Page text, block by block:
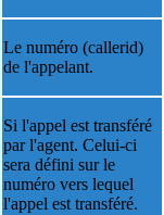
Le numéro (callerid)
de l'appelant.
Si l'appel est transféré
par l'agent. Celui-ci
sera défini sur le
numéro vers lequel
l'appel est transféré.